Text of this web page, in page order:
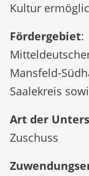
Kultur
Fördergebiet:
Mansfeld-
Saalekreis
Art der
Zuschuss